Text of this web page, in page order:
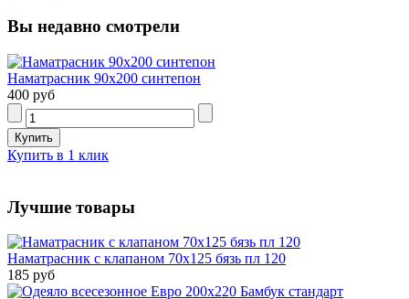
Вы недавно смотрели
Наматрасник 90х200 синтепон
400 руб
Купить в 1 клик
Лучшие товары
Наматрасник с клапаном 70х125 бязь пл 120
185 руб